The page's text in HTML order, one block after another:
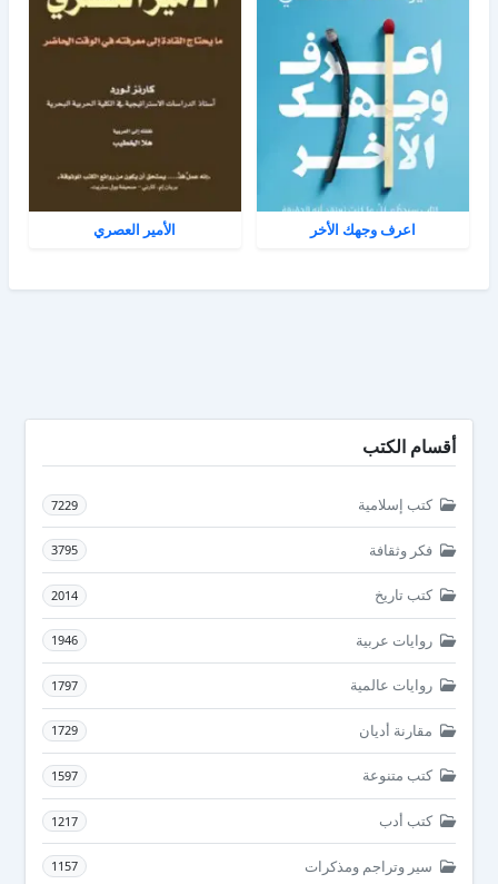
اعرف وجهك الأخر الأمير العصري
أقسام الكتب
كتب إسلامية 7229
فكر وثقافة 3795
كتب تاريخ 2014
روايات عربية 1946
روايات عالمية 1797
مقارنة أديان 1729
كتب متنوعة 1597
كتب أدب 1217
سير وتراجم ومذكرات 1157